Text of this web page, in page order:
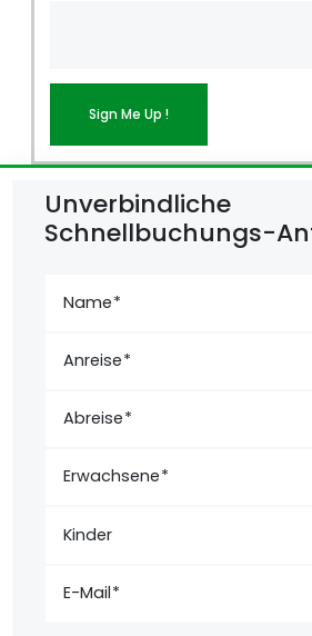
Sign Me Up !
Unverbindliche
Schnellbuchungs-
Name
Anreise
Abreise
Erwachsene
Kinder
E-Mail